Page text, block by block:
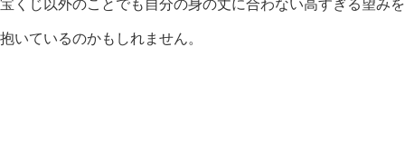
宝くじ以外のことでも自分の身の丈に合わない高すぎる望みを
抱いているのかもしれません。